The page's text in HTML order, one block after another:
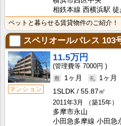
相鉄本線 西横浜駅
スペリオールパレス 103
マンション
11.5万円
7000円
1ヶ月
1ヶ月
1SLDK
55.87㎡
2011年3月
（築15年）
多摩市永山
小田急多摩線 小田急